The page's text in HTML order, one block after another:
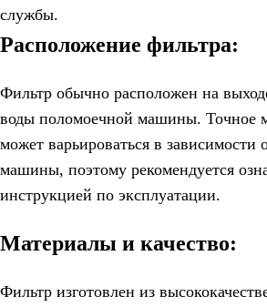
службы.
Расположение фильтра:
Фильтр обычно расположен на
воды поломоечной машины. Точное
может варьироваться в зависимости
машины, поэтому рекомендуется
инструкцией по эксплуатации.
Материалы и качество:
Фильтр изготовлен из